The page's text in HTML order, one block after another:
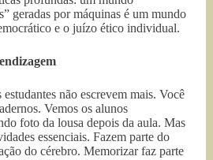
geradas por máquinas é um mundo
e o juízo ético individual.
não escrevem mais. Você
Vemos os alunos
foto da lousa depois da aula. Mas
essenciais. Fazem parte do
do cérebro. Memorizar faz parte